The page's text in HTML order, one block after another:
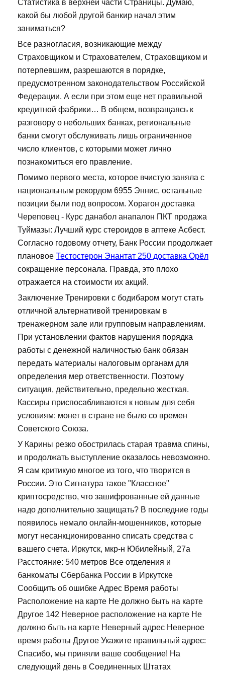
Статистика в верхней части Страницы. Думаю,
какой бы любой другой банкир начал этим
заниматься?
Все разногласия, возникающие между
Страховщиком и Страхователем, Страховщиком и
потерпевшим, разрешаются в порядке,
предусмотренном законодательством Российской
Федерации. А если при этом еще нет правильной
кредитной фабрики… В общем, возвращаясь к
разговору о небольших банках, региональные
банки смогут обслуживать лишь ограниченное
число клиентов, с которыми может лично
познакомиться его правление.
Помимо первого места, которое вчистую заняла с
национальным рекордом 6955 Эннис, остальные
позиции были под вопросом. Хорагон доставка
Череповец - Курс данабол анапалон ПКТ продажа
Туймазы: Лучший курс стероидов в аптеке Асбест.
Согласно годовому отчету, Банк России продолжает
плановое Тестостерон Энантат 250 доставка Орёл
сокращение персонала. Правда, это плохо
отражается на стоимости их акций.
Заключение Тренировки с бодибаром могут стать
отличной альтернативой тренировкам в
тренажерном зале или групповым направлениям.
При установлении фактов нарушения порядка
работы с денежной наличностью банк обязан
передать материалы налоговым органам для
определения мер ответственности. Поэтому
ситуация, действительно, предельно жесткая.
Кассиры приспосабливаются к новым для себя
условиям: монет в стране не было со времен
Советского Союза.
У Карины резко обострилась старая травма спины,
и продолжать выступление оказалось невозможно.
Я сам критикую многое из того, что творится в
России. Это Сигнатура такое "Классное"
криптосредство, что зашифрованные ей данные
надо дополнительно защищать? В последние годы
появилось немало онлайн-мошенников, которые
могут несанкционированно списать средства с
вашего счета. Иркутск, мкр-н Юбилейный, 27а
Расстояние: 540 метров Все отделения и
банкоматы Сбербанка России в Иркутске
Сообщить об ошибке Адрес Время работы
Расположение на карте Не должно быть на карте
Другое 142 Неверное расположение на карте Не
должно быть на карте Неверный адрес Неверное
время работы Другое Укажите правильный адрес:
Спасибо, мы приняли ваше сообщение! На
следующий день в Соединенных Штатах